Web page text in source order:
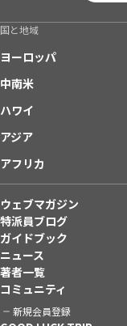
国と地域
ヨーロッパ
中南米
ハワイ
アジア
アフリカ
ウェブマガジン
特派員ブログ
ガイドブック
ニュース
著者一覧
コミュニティ
新規会員登録